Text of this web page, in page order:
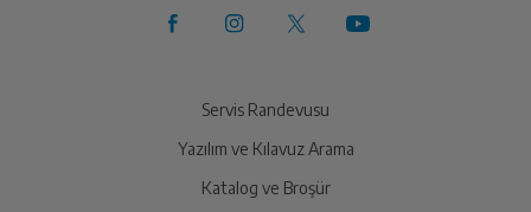
Yetkili Servis İade Randevusu
Oluşturun
Ürünü eksiksiz ve hasarsız olarak faturası ile birlikte
İlk yorumu sen yap!
Servis Randevusu
Yazılım ve Kılavuz Arama
Katalog ve Broşür